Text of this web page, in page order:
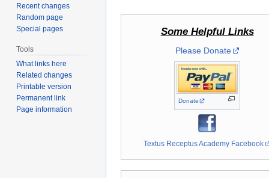
Some Helpful Links
Please Donate
Donate
Textus Receptus Academy Facebook
Recent changes
Random page
Special pages
Tools
What links here
Related changes
Printable version
Permanent link
Page information